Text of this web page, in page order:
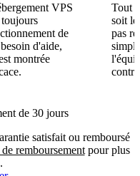
VPS
de
d'aide,
montrée
Tout
soit
pas
de 30 jours
satisfait ou remboursé
remboursementpour plus